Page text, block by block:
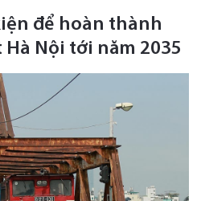
để hoàn thành
Nội tới năm 2035